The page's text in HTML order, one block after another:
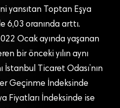
yansıtan Toptan Eşya
6,03 oranında arttı.
Ocak ayında yaşanan
bir önceki yılın aynı
İstanbul Ticaret Odası’nın
Geçinme İndeksinde
Fiyatları İndeksinde ise